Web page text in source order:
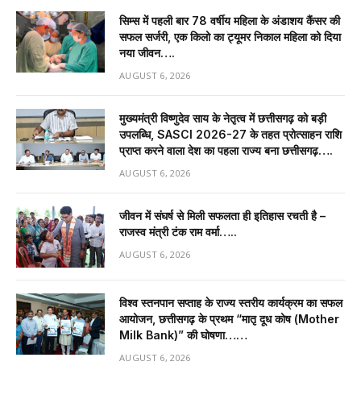
सिम्स में पहली बार 78 वर्षीय महिला के अंडाशय कैंसर की
सफल सर्जरी, एक किलो का ट्यूमर निकाल महिला को दिया
नया जीवन….
AUGUST 6, 2026
मुख्यमंत्री विष्णुदेव साय के नेतृत्व में छत्तीसगढ़ को बड़ी
उपलब्धि, SASCI 2026-27 के तहत प्रोत्साहन राशि
प्राप्त करने वाला देश का पहला राज्य बना छत्तीसगढ़….
AUGUST 6, 2026
जीवन में संघर्ष से मिली सफलता ही इतिहास रचती है –
राजस्व मंत्री टंक राम वर्मा…..
AUGUST 6, 2026
विश्व स्तनपान सप्ताह के राज्य स्तरीय कार्यक्रम का सफल
आयोजन, छत्तीसगढ़ के प्रथम “मातृ दूध कोष (Mother
Milk Bank)” की घोषणा……
AUGUST 6, 2026